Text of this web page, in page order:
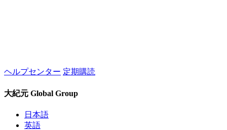
ヘルプセンター 定期購読
大紀元 Global Group
日本語
英語